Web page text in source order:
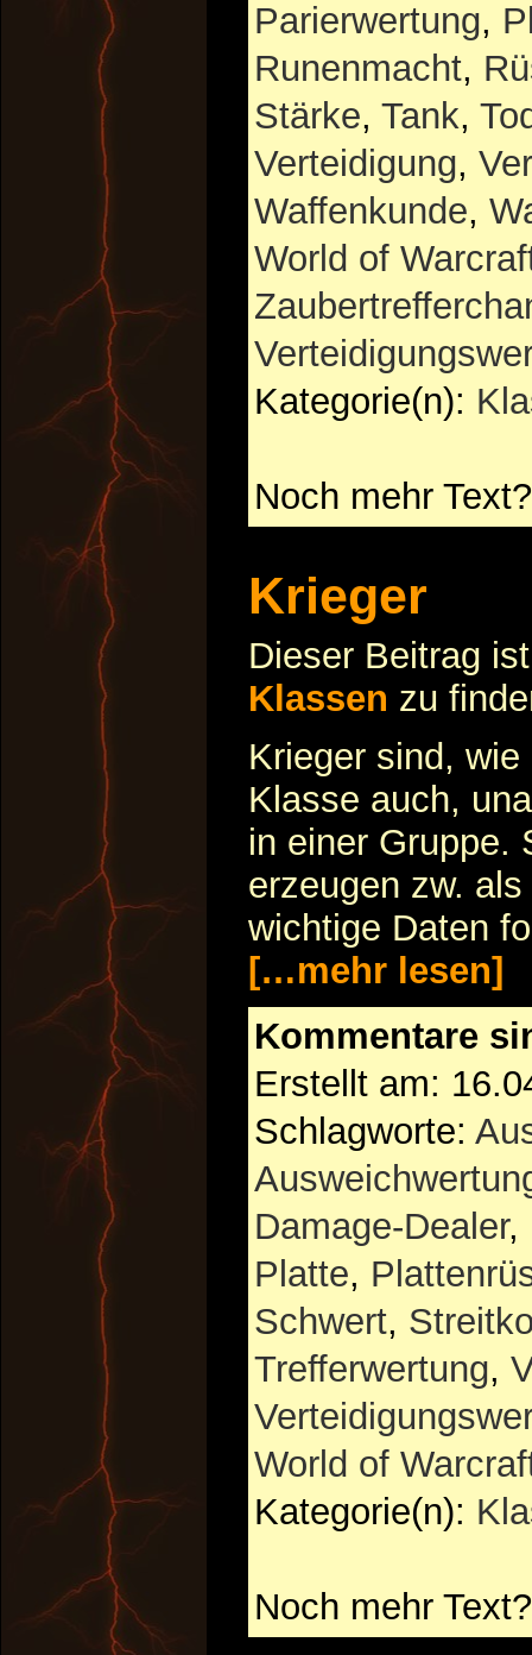
Parierwertung,
Runenmacht,
Stärke, Tank,
Verteidigung,
Waffenkunde,
World of
Kategorie(n):
Noch mehr
Krieger
Dieser Beitrag
Klassen zu
Krieger sind,
Klasse auch,
in einer Gruppe.
erzeugen zw.
wichtige Daten
[…mehr lesen]
Kommentare
Erstellt am:
Schlagworte:
Damage-Dealer,
Platte,
Schwert,
Trefferwertung,
World of
Kategorie(n):
Noch mehr